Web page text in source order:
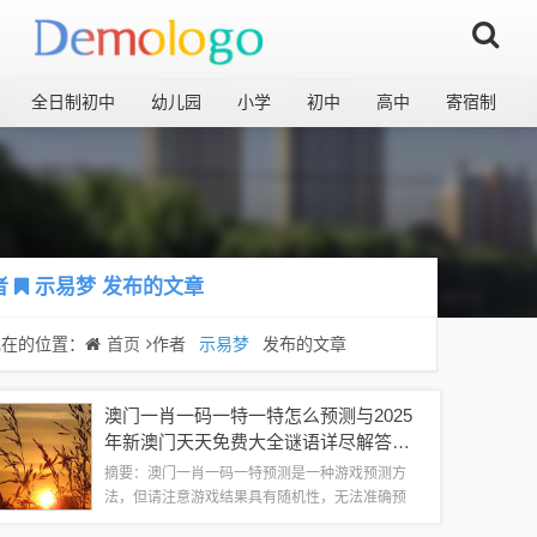
全日制初中 幼儿园 小学 初中 高中 寄宿制
示易梦发布的文章
的位置： 首页 作者 示易梦 发布的文章
澳门一肖一码一特一特怎么预测与2025
年新澳门天天免费大全谜语详尽解答、
解释与落实,远离虚假承诺沼
摘要：澳门一肖一码一特预测是一种游戏预测方
法，但请注意游戏结果具有随机性，无法准确预